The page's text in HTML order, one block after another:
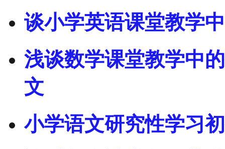
谈小学英语课堂教学
浅谈数学课堂教学中
文
小学语文研究性学习